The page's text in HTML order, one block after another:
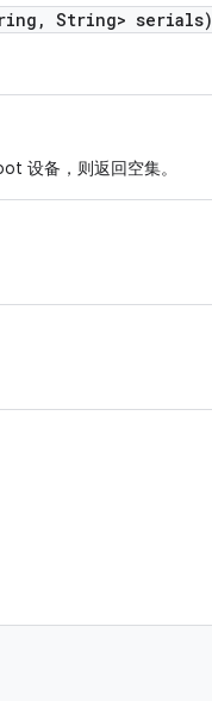
, String> serials)
设备，则返回空集。